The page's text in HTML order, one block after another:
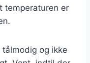
temperaturen er
og ikke